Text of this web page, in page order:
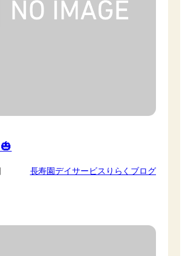
長寿園デイサービスりらくブログ